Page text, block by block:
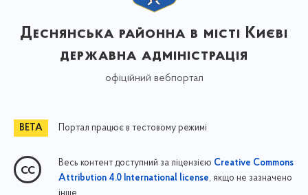
Деснянська районна в місті Києві
державна адміністрація
офіційний вебпортал
Портал працює в тестовому режимі
Весь контент доступний за ліцензією Creative Commons
Attribution 4.0 International license, якщо не зазначено